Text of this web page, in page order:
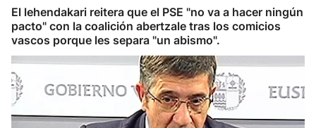
El lehendakari reitera que el PSE "no va a hacer ningún
pacto" con la coalición abertzale tras los comicios
vascos porque les separa "un abismo".